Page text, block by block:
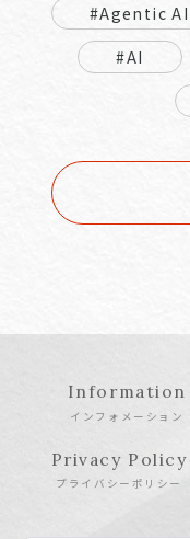
#Agentic AI
#AI
Information
インフォメーション
Privacy Policy
プライバシーポリシー